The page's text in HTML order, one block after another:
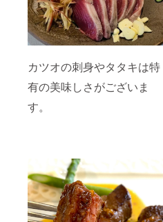
カツオの刺身やタタキは特
有の美味しさがございま
す。